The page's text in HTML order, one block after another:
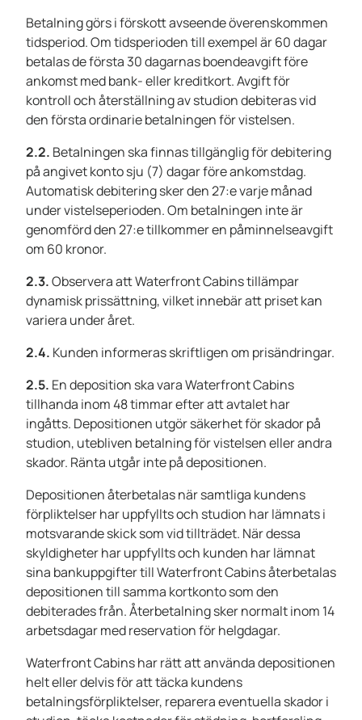
Betalning görs i förskott avseende överenskommen
tidsperiod. Om tidsperioden till exempel är 60 dagar
betalas de första 30 dagarnas boendeavgift före
ankomst med bank- eller kreditkort. Avgift för
kontroll och återställning av studion debiteras vid
den första ordinarie betalningen för vistelsen.
2.2. Betalningen ska finnas tillgänglig för debitering
på angivet konto sju (7) dagar före ankomstdag.
Automatisk debitering sker den 27:e varje månad
under vistelseperioden. Om betalningen inte är
genomförd den 27:e tillkommer en påminnelseavgift
om 60 kronor.
2.3.Observera att Waterfront Cabins tillämpar
dynamisk prissättning, vilket innebär att priset kan
variera under året.
2.4. Kunden informeras skriftligen om prisändringar.
2.5. En deposition ska vara Waterfront Cabins
tillhanda inom 48 timmar efter att avtalet har
ingåtts. Depositionen utgör säkerhet för skador på
studion, utebliven betalning för vistelsen eller andra
skador. Ränta utgår inte på depositionen.
Depositionen återbetalas när samtliga kundens
förpliktelser har uppfyllts och studion har lämnats i
motsvarande skick som vid tillträdet. När dessa
skyldigheter har uppfyllts och kunden har lämnat
sina bankuppgifter till Waterfront Cabins återbetalas
depositionen till samma kortkonto som den
debiterades från. Återbetalning sker normalt inom 14
arbetsdagar med reservation för helgdagar.
Waterfront Cabins har rätt att använda depositionen
helt eller delvis för att täcka kundens
betalningsförpliktelser, reparera eventuella skador i